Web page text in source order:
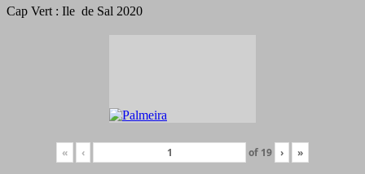
Cap Vert : Ile de Sal 2020
« ‹ of 19 › »